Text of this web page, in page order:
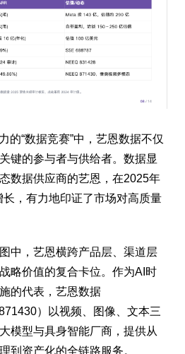
的“数据竞赛”中，艺恩数据不仅
键的参与者与供给者。数据显
数据供应商的艺恩，在2025年
，有力地印证了市场对高质量
中，艺恩横跨产品层、渠道层
略价值的复合卡位。作为AI时
的代表，艺恩数据
）以视频、图像、文本三
模型与具身智能厂商，提供从
到资产化的全链路服务。